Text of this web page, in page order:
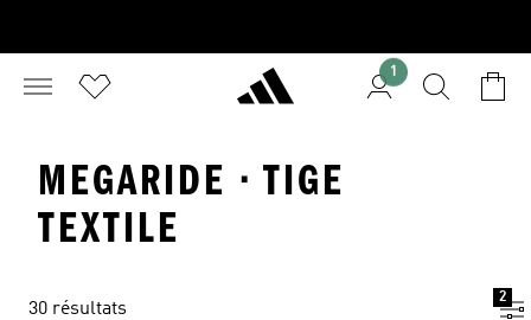
1
MEGARIDE · TIGE
TEXTILE
30 résultats
2